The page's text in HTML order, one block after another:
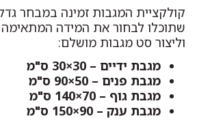
קולקציית המגבות זמינה במבחר
שתוכלו לבחור את המידה המתאימה
וליצור סט מגבות מושלם:
מגבת ידיים – 30×30 ס"מ
מגבת פנים – 50×90 ס"מ
מגבת גוף – 70×140 ס"מ
מגבת ענק – 90×150 ס"מ